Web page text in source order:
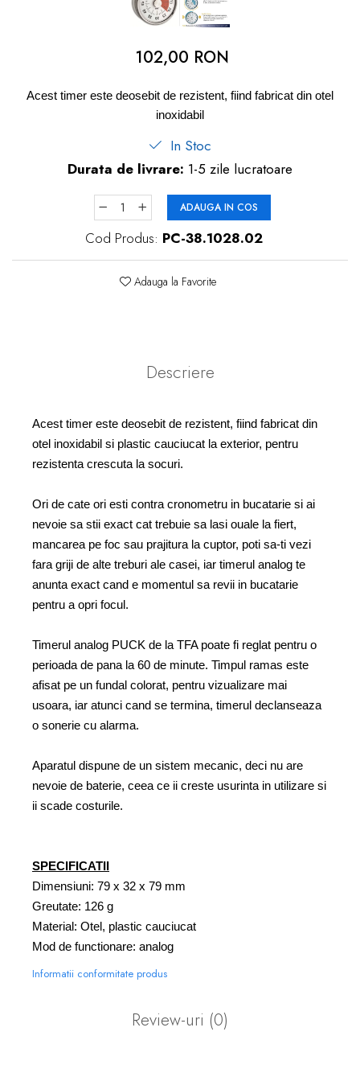
102,00 RON
Acest timer este deosebit de rezistent, fiind fabricat din otel
inoxidabil
In Stoc
Durata de livrare: 1-5 zile lucratoare
ADAUGA IN COS
Cod Produs: PC-38.1028.02
Adauga la Favorite
Descriere
Acest timer este deosebit de rezistent, fiind fabricat din
otel inoxidabil si plastic cauciucat la exterior, pentru
rezistenta crescuta la socuri.
Ori de cate ori esti contra cronometru in bucatarie si ai
nevoie sa stii exact cat trebuie sa lasi ouale la fiert,
mancarea pe foc sau prajitura la cuptor, poti sa-ti vezi
fara griji de alte treburi ale casei, iar timerul analog te
anunta exact cand e momentul sa revii in bucatarie
pentru a opri focul.
Timerul analog PUCK de la TFA poate fi reglat pentru o
perioada de pana la 60 de minute. Timpul ramas este
afisat pe un fundal colorat, pentru vizualizare mai
usoara, iar atunci cand se termina, timerul declanseaza
o sonerie cu alarma.
Aparatul dispune de un sistem mecanic, deci nu are
nevoie de baterie, ceea ce ii creste usurinta in utilizare si
ii scade costurile.
SPECIFICATII
Dimensiuni: 79 x 32 x 79 mm
Greutate: 126 g
Material: Otel, plastic cauciucat
Mod de functionare: analog
Informatii conformitate produs
Review-uri (0)